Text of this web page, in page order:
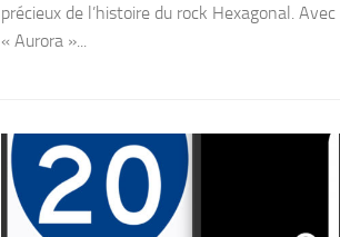
précieux de l’histoire du rock Hexagonal.
« Aurora »...